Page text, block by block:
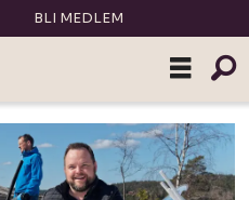
BLI MEDLEM